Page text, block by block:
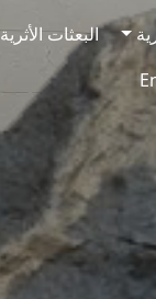
البعثات الأثرية